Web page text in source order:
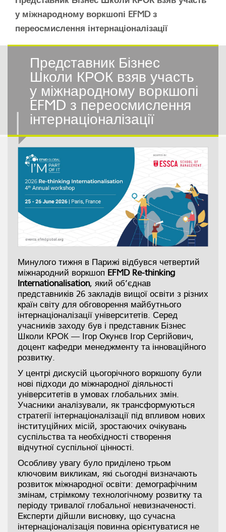
у міжнародному воркшопі EFMD з
переосмислення інтернаціоналізації
Представник Бізнес
Школи КРОК взяв участь
у міжнародному воркшопі
EFMD з переосмислення
інтернаціоналізації
Минулого тижня в Парижі відбувся четвертий
міжнародний воркшоп EFMD Re-thinking
Internationalisation, який об’єднав
представників 26 закладів вищої освіти з різних
країн світу для обговорення майбутнього
інтернаціоналізації університетів. Серед
учасників заходу був і представник Бізнес
Школи КРОК — Ігор Окунєв Ігор Сергійович,
доцент кафедри менеджменту та інноваційного
розвитку.
У центрі дискусій цьогорічного воркшопу були
нові підходи до міжнародної діяльності
університетів в умовах глобальних змін.
Учасники аналізували, як трансформуються
стратегії інтернаціоналізації під впливом нових
інституційних місій, зростаючих очікувань
суспільства та необхідності створення
відчутної суспільної цінності.
Особливу увагу було приділено трьом
ключовим викликам, які сьогодні визначають
розвиток міжнародної освіти: демографічним
змінам, стрімкому технологічному розвитку та
періоду тривалої глобальної невизначеності.
Експерти дійшли висновку, що сучасна
інтернаціоналізація повинна орієнтуватися не